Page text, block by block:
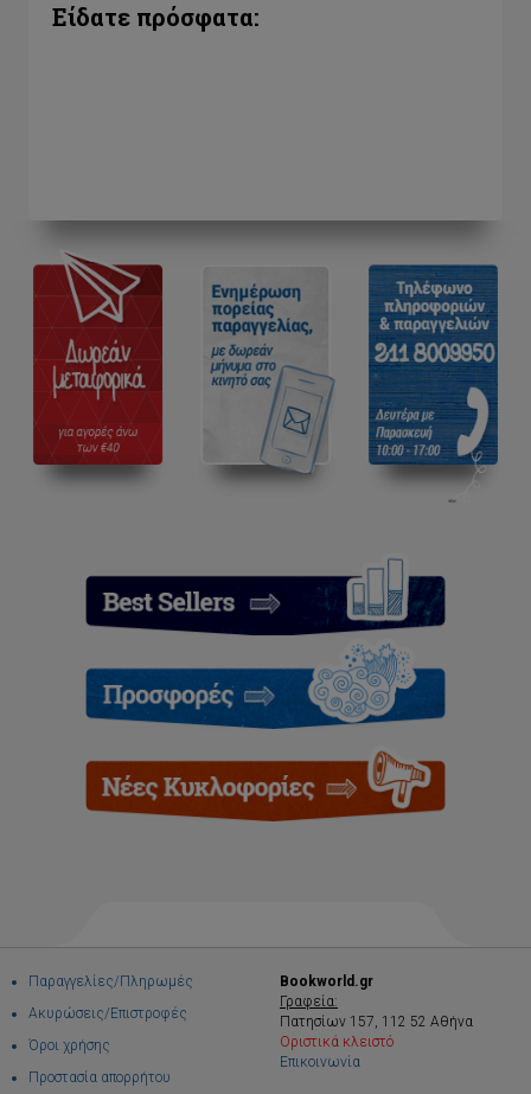
Είδατε πρόσφατα:
Παραγγελίες/Πληρωμές
Ακυρώσεις/Επιστροφές
Όροι χρήσης
Προστασία απορρήτου
Bookworld.gr
Γραφεία:
Πατησίων 157, 112 52 Αθήνα
Οριστικά κλειστό
Επικοινωνία